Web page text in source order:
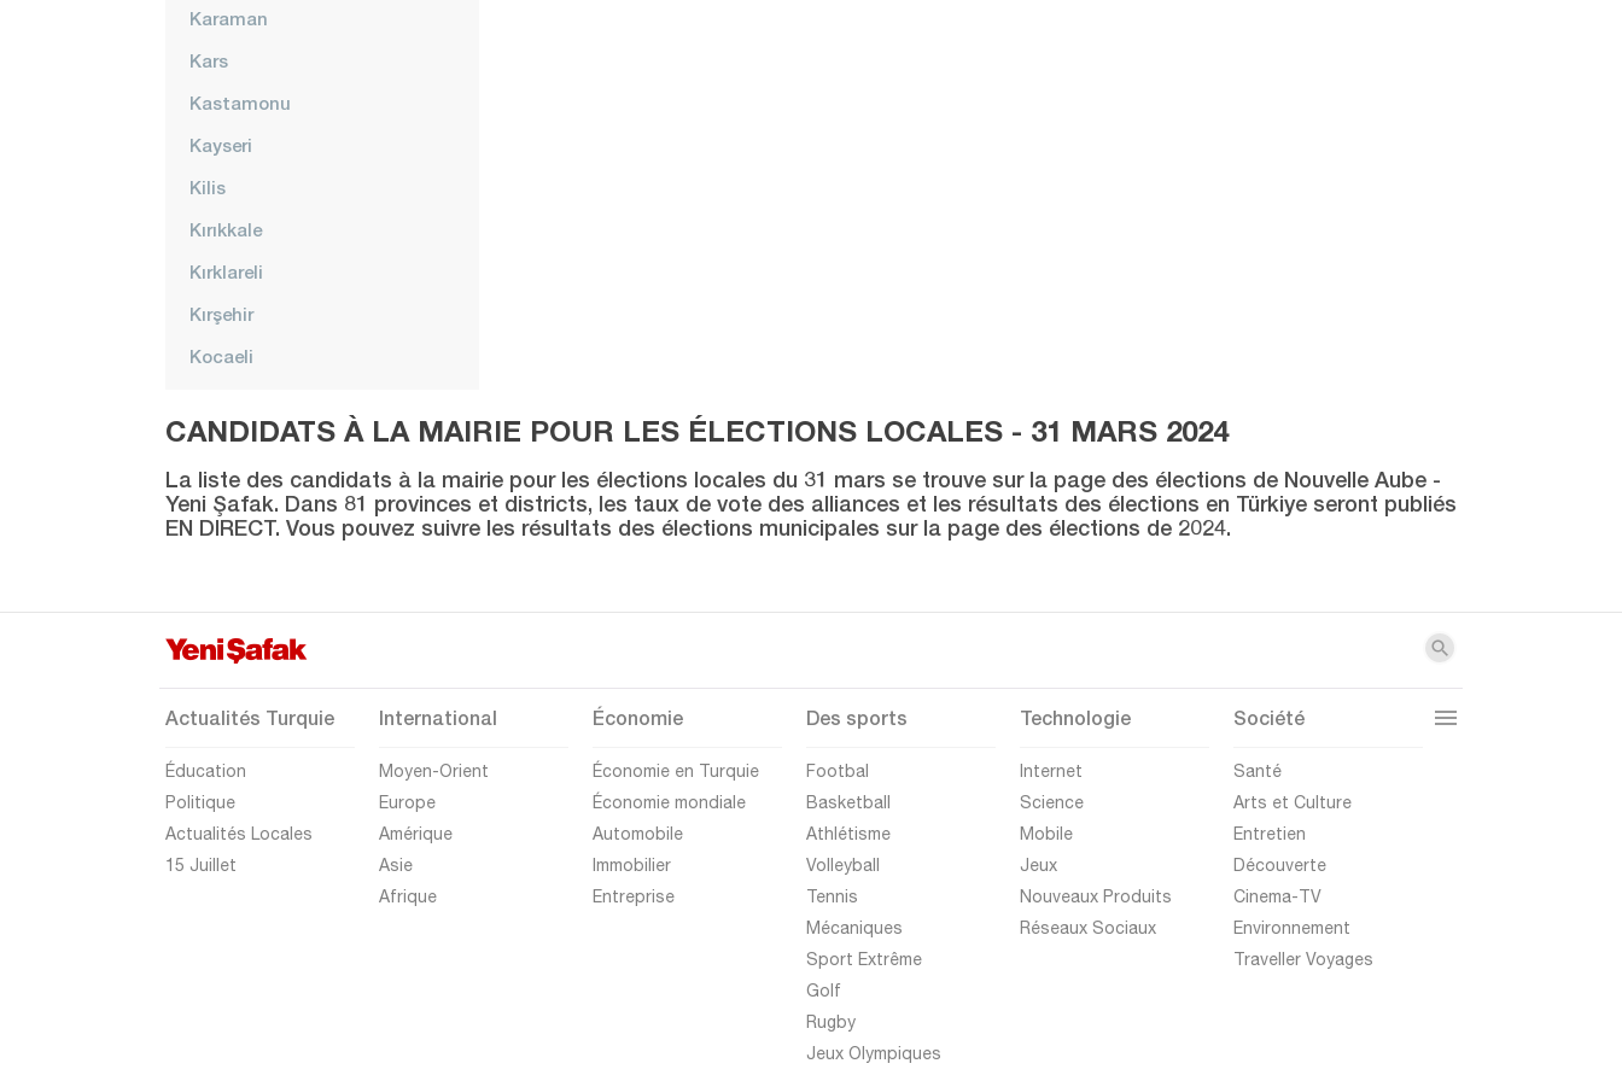
Karaman
Kars
Kastamonu
Kayseri
Kilis
Kırıkkale
Kırklareli
Kırşehir
Kocaeli
Kütahya
Malatya
Manisa
Mersin
Muğla
Muş
Niğde
Osmaniye
CANDIDATS À LA MAIRIE POUR LES ÉLECTIONS LOCALES - 31 MARS 2024
La liste des candidats à la mairie pour les élections locales du 31 mars se trouve sur la page des élections de Nouvelle Aube -
Yeni Şafak. Dans 81 provinces et districts, les taux de vote des alliances et les résultats des élections en Türkiye seront publiés
EN DIRECT. Vous pouvez suivre les résultats des élections municipales sur la page des élections de 2024.
Actualités Turquie
Éducation
Politique
Actualités Locales
15 Juillet
International
Moyen-Orient
Europe
Amérique
Asie
Afrique
Économie
Économie en Turquie
Économie mondiale
Automobile
Immobilier
Entreprise
Des sports
Footbal
Basketball
Athlétisme
Volleyball
Tennis
Mécaniques
Sport Extrême
Golf
Rugby
Jeux Olympiques
Technologie
Internet
Science
Mobile
Jeux
Nouveaux Produits
Réseaux Sociaux
Société
Santé
Arts et Culture
Entretien
Découverte
Cinema-TV
Environnement
Traveller Voyages